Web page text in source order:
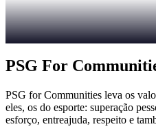
PSG For
PSG for Communities leva os
eles, os do esporte: superação
esforço, entreajuda, respeito e